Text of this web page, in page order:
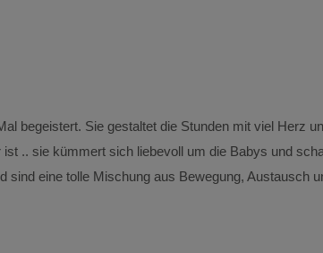
begeistert. Sie gestaltet die Stunden mit viel Herz
.. sie kümmert sich liebevoll um die Babys und
eine tolle Mischung aus Bewegung, Austausch